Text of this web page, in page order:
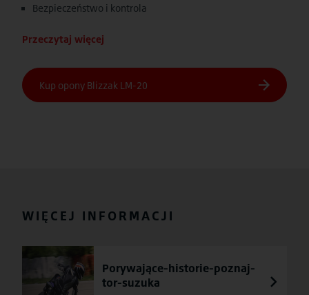
Bezpieczeństwo i kontrola
Przeczytaj więcej
WIĘCEJ INFORMACJI
Porywające-historie-poznaj-
tor-suzuka